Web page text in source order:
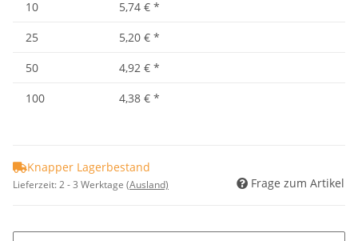
10
5,74 € *
25
5,20 € *
50
4,92 € *
100
4,38 € *
Knapper Lagerbestand
Lieferzeit:2 - 3 Werktage (Ausland) Frage zum Artikel